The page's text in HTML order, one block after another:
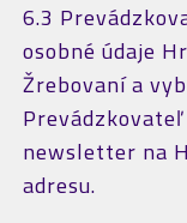
6.3
osobné údaje
Žrebovaní a
newsletter na
adresu.